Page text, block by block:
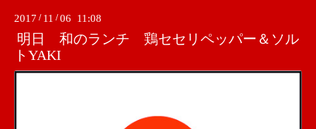
2017 / 11 /06 11:08
明日 和のランチ 鶏セセリペッパー＆ソル
トYAKI